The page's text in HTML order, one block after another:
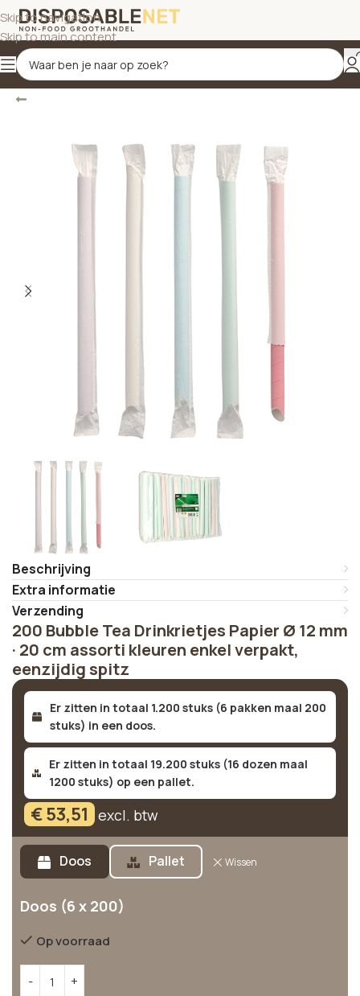
Skip to navigation
Skip to main content
Terug Home/Disposables/Rietjes/Papieren rietjes
Beschrijving
Extra informatie
Verzending
200 Bubble Tea Drinkrietjes Papier Ø 12 mm
· 20 cm assorti kleuren enkel verpakt,
eenzijdig spitz
Er zitten in totaal 1.200 stuks (6 pakken maal 200
stuks) in een doos.
Er zitten in totaal 19.200 stuks (16 dozen maal
1200 stuks) op een pallet.
€53,51 excl. btw
Doos Pallet Wissen
Doos (6 x 200)
Op voorraad
Alternative: